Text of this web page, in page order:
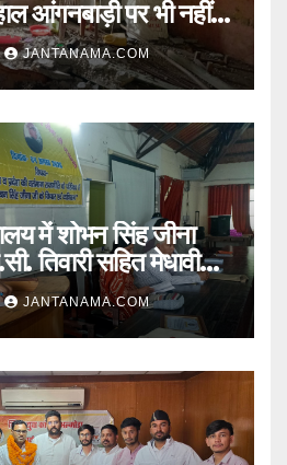
आंगनबाड़ी पर भी नहीं
JANTANAMA.COM
में शोभन सिंह जीना
तिवारी सहित मेधावी
JANTANAMA.COM